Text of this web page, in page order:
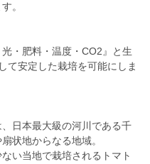
。
・肥料・温度・CO2』と生
て安定した栽培を可能にしま
日本最大級の河川である千
状地からなる地域。
い当地で栽培されるトマト